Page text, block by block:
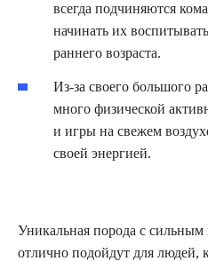
всегда подчиняются
начинать их
раннего возраста.
Из-за своего большого
много физической
и игры на свежем
своей энергией.
Уникальная порода с
отлично подойдут для людей,